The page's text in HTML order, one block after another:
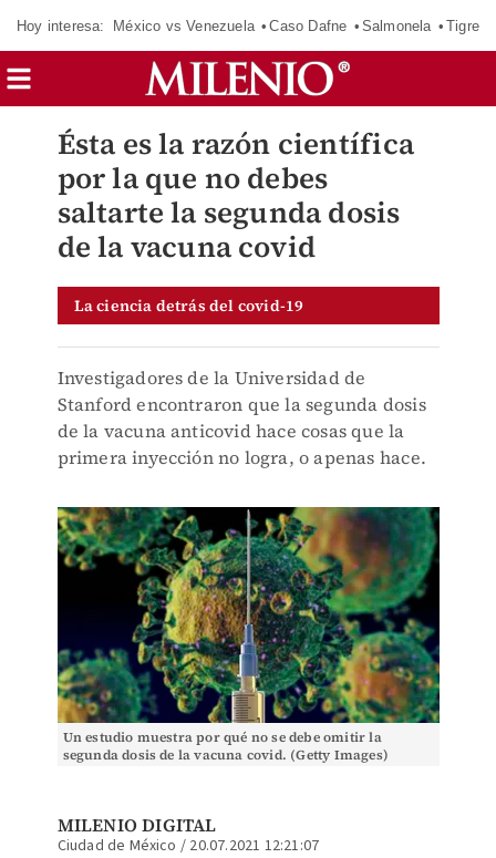
Hoy interesa: México vs Venezuela Caso Dafne Salmonela Tigres
Ésta es la razón científica
por la que no debes
saltarte la segunda dosis
de la vacuna covid
La ciencia detrás del covid-19
Investigadores de la Universidad de
Stanford encontraron que la segunda dosis
de la vacuna anticovid hace cosas que la
primera inyección no logra, o apenas hace.
Un estudio muestra por qué no se debe omitir la
segunda dosis de la vacuna covid. (Getty Images)
MILENIO DIGITAL
Ciudad de México / 20.07.2021 12:21:07